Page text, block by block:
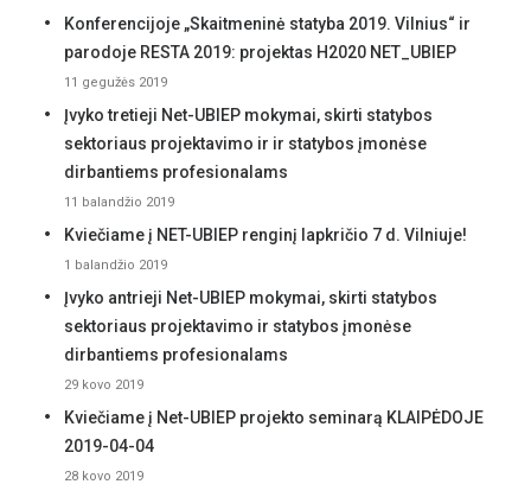
Konferencijoje „Skaitmeninė statyba 2019. Vilnius“ ir
parodoje RESTA 2019: projektas H2020 NET_UBIEP
11 gegužės 2019
Įvyko tretieji Net-UBIEP mokymai, skirti statybos
sektoriaus projektavimo ir ir statybos įmonėse
dirbantiems profesionalams
11 balandžio 2019
Kviečiame į NET-UBIEP renginį lapkričio 7 d. Vilniuje!
1 balandžio 2019
Įvyko antrieji Net-UBIEP mokymai, skirti statybos
sektoriaus projektavimo ir statybos įmonėse
dirbantiems profesionalams
29 kovo 2019
Kviečiame į Net-UBIEP projekto seminarą KLAIPĖDOJE
2019-04-04
28 kovo 2019